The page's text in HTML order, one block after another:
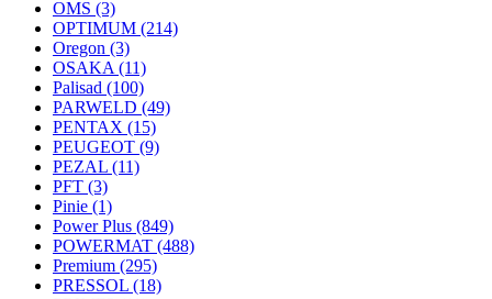
OMS (3)
OPTIMUM (214)
Oregon (3)
OSAKA (11)
Palisad (100)
PARWELD (49)
PENTAX (15)
PEUGEOT (9)
PEZAL (11)
PFT (3)
Pinie (1)
Power Plus (849)
POWERMAT (488)
Premium (295)
PRESSOL (18)